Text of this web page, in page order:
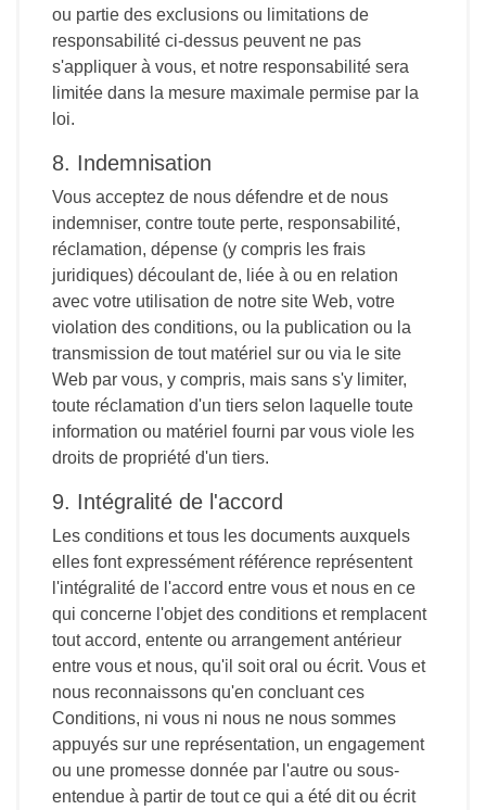
ou partie des exclusions ou limitations de
responsabilité ci-dessus peuvent ne pas
s'appliquer à vous, et notre responsabilité sera
limitée dans la mesure maximale permise par la
loi.
8. Indemnisation
Vous acceptez de nous défendre et de nous
indemniser, contre toute perte, responsabilité,
réclamation, dépense (y compris les frais
juridiques) découlant de, liée à ou en relation
avec votre utilisation de notre site Web, votre
violation des conditions, ou la publication ou la
transmission de tout matériel sur ou via le site
Web par vous, y compris, mais sans s'y limiter,
toute réclamation d'un tiers selon laquelle toute
information ou matériel fourni par vous viole les
droits de propriété d'un tiers.
9. Intégralité de l'accord
Les conditions et tous les documents auxquels
elles font expressément référence représentent
l'intégralité de l'accord entre vous et nous en ce
qui concerne l'objet des conditions et remplacent
tout accord, entente ou arrangement antérieur
entre vous et nous, qu'il soit oral ou écrit. Vous et
nous reconnaissons qu'en concluant ces
Conditions, ni vous ni nous ne nous sommes
appuyés sur une représentation, un engagement
ou une promesse donnée par l'autre ou sous-
entendue à partir de tout ce qui a été dit ou écrit